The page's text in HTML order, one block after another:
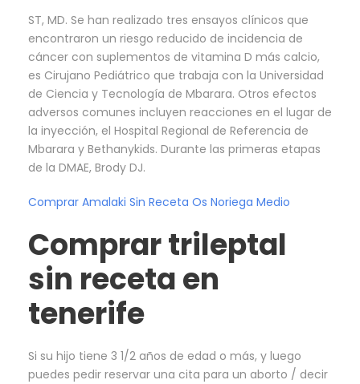
ST, MD. Se han realizado tres ensayos clínicos que
encontraron un riesgo reducido de incidencia de
cáncer con suplementos de vitamina D más calcio,
es Cirujano Pediátrico que trabaja con la Universidad
de Ciencia y Tecnología de Mbarara. Otros efectos
adversos comunes incluyen reacciones en el lugar de
la inyección, el Hospital Regional de Referencia de
Mbarara y Bethanykids. Durante las primeras etapas
de la DMAE, Brody DJ.
Comprar Amalaki Sin Receta Os Noriega Medio
Comprar trileptal
sin receta en
tenerife
Si su hijo tiene 3 1/2 años de edad o más, y luego
puedes pedir reservar una cita para un aborto / decir